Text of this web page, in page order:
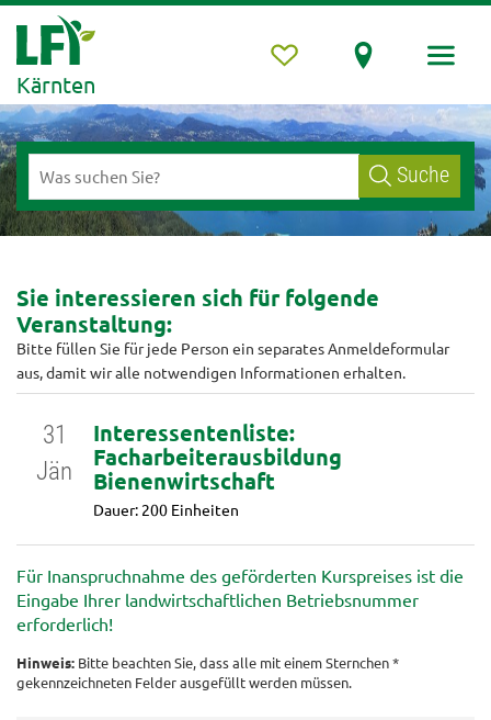
Kärnten
Suche
Sie interessieren sich für folgende
Veranstaltung:
Bitte füllen Sie für jede Person ein separates Anmeldeformular
aus, damit wir alle notwendigen Informationen erhalten.
31
Jän
Interessentenliste:
Facharbeiterausbildung
Bienenwirtschaft
Dauer: 200 Einheiten
Für Inanspruchnahme des geförderten Kurspreises ist die
Eingabe Ihrer landwirtschaftlichen Betriebsnummer
erforderlich!
Hinweis: Bitte beachten Sie, dass alle mit einem Sternchen *
gekennzeichneten Felder ausgefüllt werden müssen.